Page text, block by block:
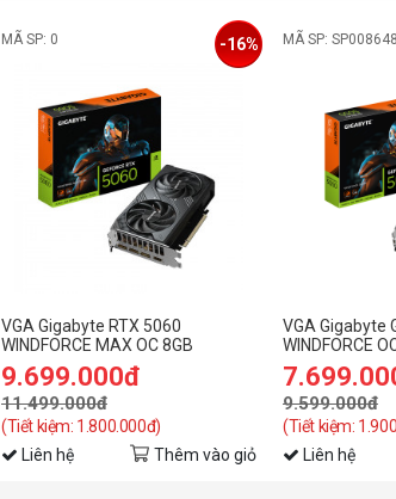
MÃ SP: 0
VGA Gigabyte RTX 5060
WINDFORCE MAX OC 8GB
9.699.000đ
11.499.000đ
(Tiết kiệm: 1.800.000đ)
-16%
Liên hệ Thêm vào giỏ
MÃ SP: SP008648
VGA Gigabyte
WINDFORCE
N5050WF2OC-
9.599.000đ
(Tiết kiệm:
Liên hệ